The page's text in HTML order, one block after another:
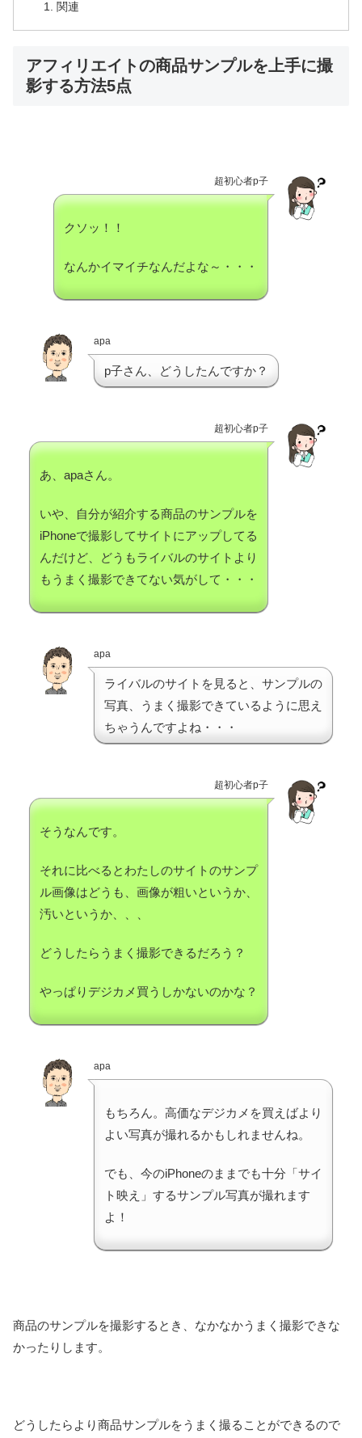
関連
アフィリエイトの商品サンプルを上手に撮
影する方法5点
超初心者p子
クソッ！！
なんかイマイチなんだよな～・・・
apa
p子さん、どうしたんですか？
超初心者p子
あ、apaさん。
いや、自分が紹介する商品のサンプルを
iPhoneで撮影してサイトにアップしてる
んだけど、どうもライバルのサイトより
もうまく撮影できてない気がして・・・
apa
ライバルのサイトを見ると、サンプルの
写真、うまく撮影できているように思え
ちゃうんですよね・・・
超初心者p子
そうなんです。
それに比べるとわたしのサイトのサンプ
ル画像はどうも、画像が粗いというか、
汚いというか、、、
どうしたらうまく撮影できるだろう？
やっぱりデジカメ買うしかないのかな？
apa
もちろん。高価なデジカメを買えばより
よい写真が撮れるかもしれませんね。
でも、今のiPhoneのままでも十分「サイ
ト映え」するサンプル写真が撮れます
よ！
商品のサンプルを撮影するとき、なかなかうまく撮影できな
かったりします。
どうしたらより商品サンプルをうまく撮ることができるので